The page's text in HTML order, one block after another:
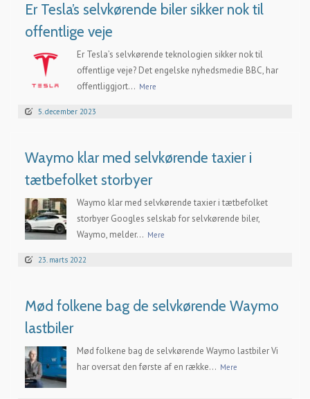
Er Tesla’s selvkørende biler sikker nok til
offentlige veje
Er Tesla’s selvkørende teknologien sikker nok til
offentlige veje? Det engelske nyhedsmedie BBC, har
offentliggjort... Mere
5. december 2023
Waymo klar med selvkørende taxier i
tætbefolket storbyer
Waymo klar med selvkørende taxier i tætbefolket
storbyer Googles selskab for selvkørende biler,
Waymo, melder... Mere
23. marts 2022
Mød folkene bag de selvkørende Waymo
lastbiler
Mød folkene bag de selvkørende Waymo lastbiler Vi
har oversat den første af en række... Mere